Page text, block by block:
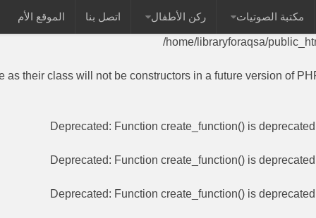
with the same name as their class will not be
/home/libraryforaqsa/
as their class will not be constructors in a future version of
Deprecated: Function create_function() is
Deprecated: Function create_function() is
Deprecated: Function create_function() is
مكتبة الصوتيات ركن الأطفال اتصل بنا الموقع الأم